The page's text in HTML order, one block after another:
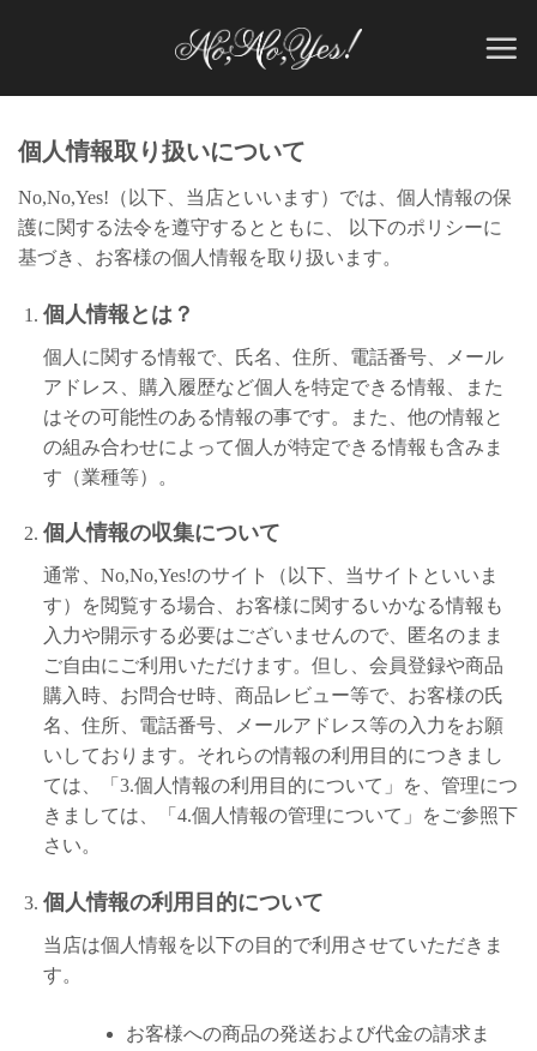
個人情報取り扱いについて
No,No,Yes!（以下、当店といいます）では、個人情報の保
護に関する法令を遵守するとともに、 以下のポリシーに
基づき、お客様の個人情報を取り扱います。
個人情報とは？
個人に関する情報で、氏名、住所、電話番号、メール
アドレス、購入履歴など個人を特定できる情報、また
はその可能性のある情報の事です。また、他の情報と
の組み合わせによって個人が特定できる情報も含みま
す（業種等）。
個人情報の収集について
通常、No,No,Yes!のサイト（以下、当サイトといいま
す）を閲覧する場合、お客様に関するいかなる情報も
入力や開示する必要はございませんので、匿名のまま
ご自由にご利用いただけます。但し、会員登録や商品
購入時、お問合せ時、商品レビュー等で、お客様の氏
名、住所、電話番号、メールアドレス等の入力をお願
いしております。それらの情報の利用目的につきまし
ては、「3.個人情報の利用目的について」を、管理につ
きましては、「4.個人情報の管理について」をご参照下
さい。
個人情報の利用目的について
当店は個人情報を以下の目的で利用させていただきま
す。
お客様への商品の発送および代金の請求ま